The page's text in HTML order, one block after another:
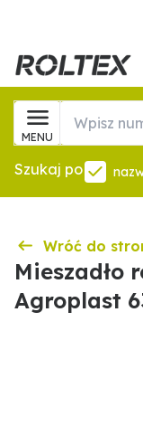
MENU
Szukaj po
Wróć do
Mieszadło
Agroplast